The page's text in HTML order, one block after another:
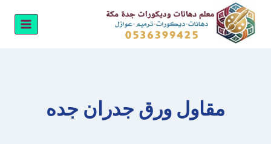
التجاوز
المحتوى
مقاول ورق جدران جده